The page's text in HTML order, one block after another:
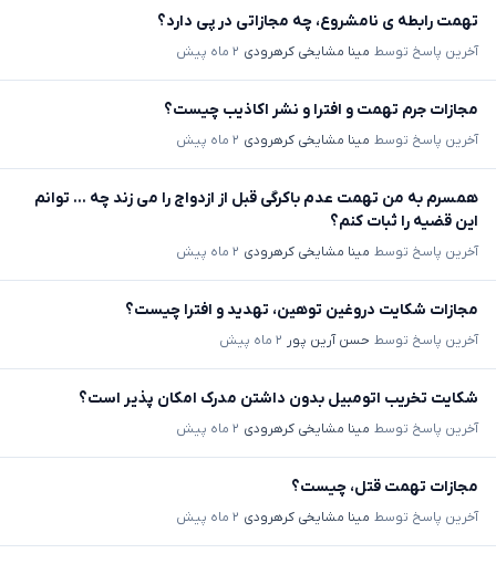
تهمت رابطه ی نامشروع، چه مجازاتی در پی دارد؟
آخرین پاسخ توسط مینا مشایخی کرهرودی ۲ ماه پیش
مجازات جرم تهمت و افترا و نشر اکاذیب چیست؟
آخرین پاسخ توسط مینا مشایخی کرهرودی ۲ ماه پیش
همسرم به من تهمت عدم باکرگی قبل از ازدواج را می زند چه ... توانم
این قضیه را ثبات کنم؟
آخرین پاسخ توسط مینا مشایخی کرهرودی ۲ ماه پیش
مجازات شکایت دروغین توهین، تهدید و افترا چیست؟
آخرین پاسخ توسط حسن آرین پور ۲ ماه پیش
شکایت تخریب اتومبیل بدون داشتن مدرک امکان پذیر است؟
آخرین پاسخ توسط مینا مشایخی کرهرودی ۲ ماه پیش
مجازات تهمت قتل، چیست؟
آخرین پاسخ توسط مینا مشایخی کرهرودی ۲ ماه پیش